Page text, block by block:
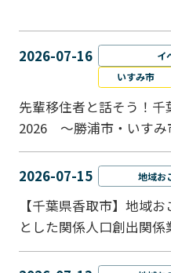
2026-07-16 イ
いすみ市
先輩移住者と話そう！
2026 ～勝浦市・いすみ
2026-07-15 地域お
【千葉県香取市】地域
とした関係人口創出関係